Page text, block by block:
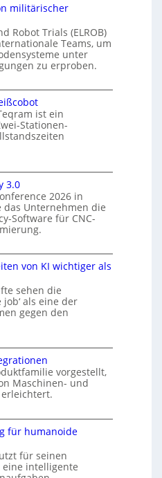
militärischer
Robot Trials (ELROB)
Teams, um
unter
zu erproben.
ist ein
Stationen-
3.0
2026 in
das Unternehmen die
Software für CNC-
von KI wichtiger als
sehen die
als eine der
gegen den
vorgestellt,
Maschinen- und
für humanoide
für seinen
intelligente